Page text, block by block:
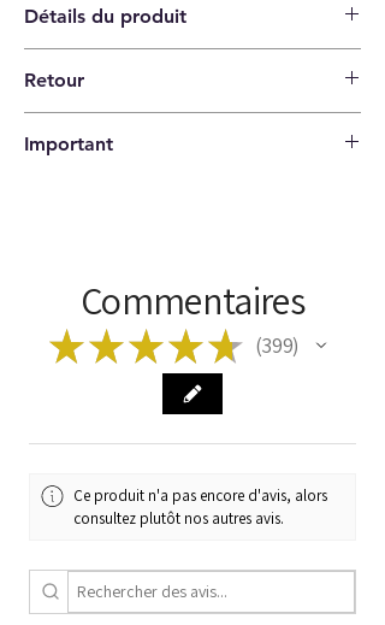
Détails du produit
Code du
fabricant
5C0907379C
5C0614517B
25.0212-1945.4
1122
Retour
L'acheteur paie les frais d'expédition
Important
Commentaires
★★★★★ 399
399
Ce produit n'a pas encore d'avis, alors
consultez plutôt nos autres avis.